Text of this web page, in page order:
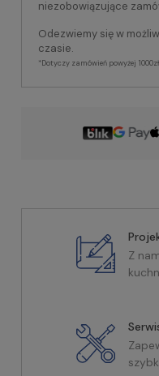
niezobowiązujące
Odezwiemy się w
czasie.
*Dotyczy zamówień powyżej
Z